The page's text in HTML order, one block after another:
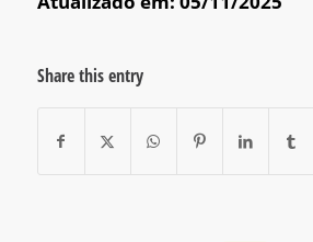
Share this entry